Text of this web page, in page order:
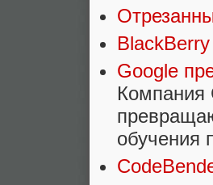
Google
Компания
обучения